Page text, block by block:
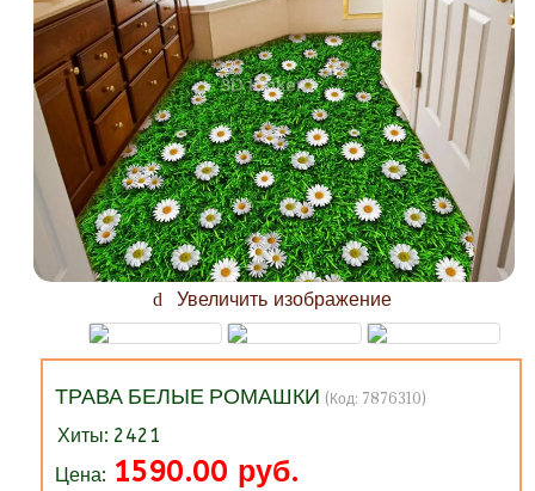
Увеличить изображение
ТРАВА БЕЛЫЕ РОМАШКИ (Код: 7876310)
Хиты: 2421
Цена: 1590.00 руб.